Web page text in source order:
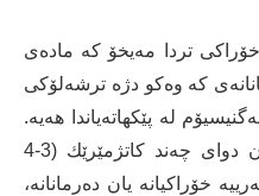
تردا مەیخۆ كە مادەی
كە وەكو دژە ترشەلۆكی
لە پێكهاتەیاندا هەیە.
دەبێت پێش چەند كاتژمێرێك یان دوای چەند كاتژمێرێك (3-4
خۆراكیانە یان دەرمانانە،